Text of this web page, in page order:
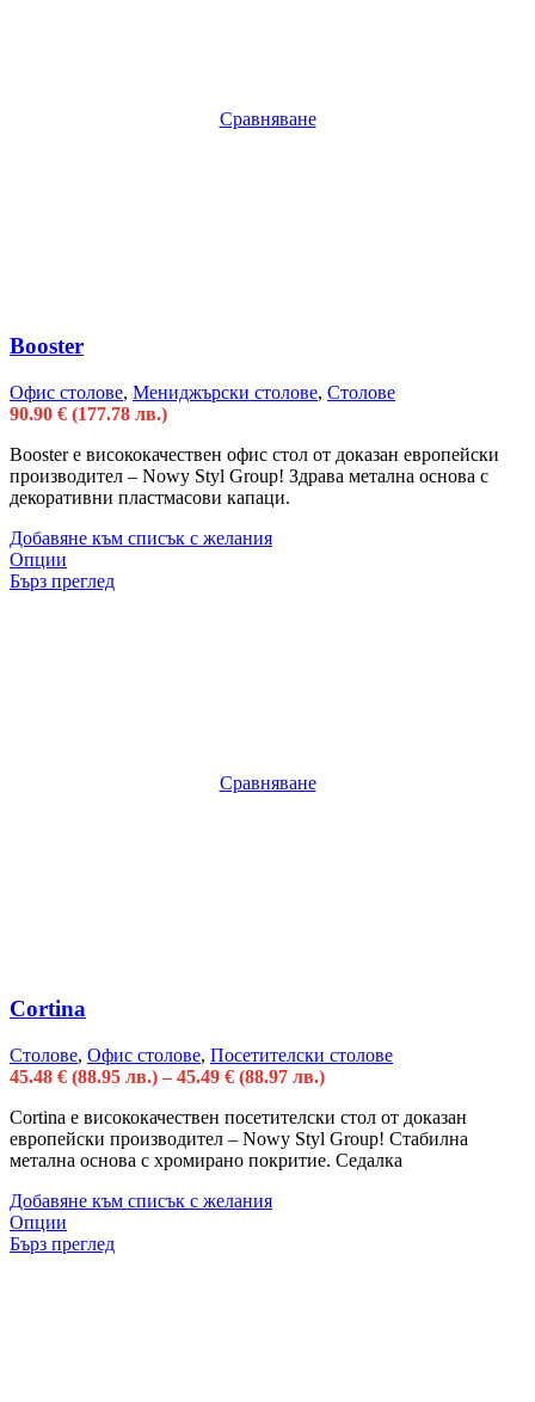
Сравняване
Booster
Офис столове, Мениджърски столове, Столове
90.90 € (177.78 лв.)
Booster e висококачествен офис стол от доказан европейски
производител – Nowy Styl Group! Здрава метална основа с
декоративни пластмасови капаци.
Добавяне към списък с желания
Опции
Бърз преглед
Сравняване
Cortina
Столове, Офис столове, Посетителски столове
45.48 € (88.95 лв.) – 45.49 € (88.97 лв.)
Cortina e висококачествен посетителски стол от доказан
европейски производител – Nowy Styl Group! Стабилна
метална основа с хромирано покритие. Седалка
Добавяне към списък с желания
Опции
Бърз преглед